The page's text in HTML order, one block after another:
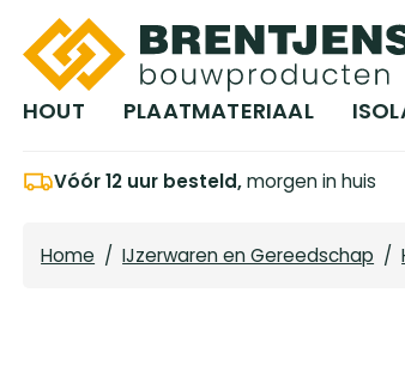
Ga naar hoofdinhoud
HOUT PLAATMATERIAAL
Vóór 12 uur besteld,morgen in huis
Home / IJzerwaren en Gereedschap /